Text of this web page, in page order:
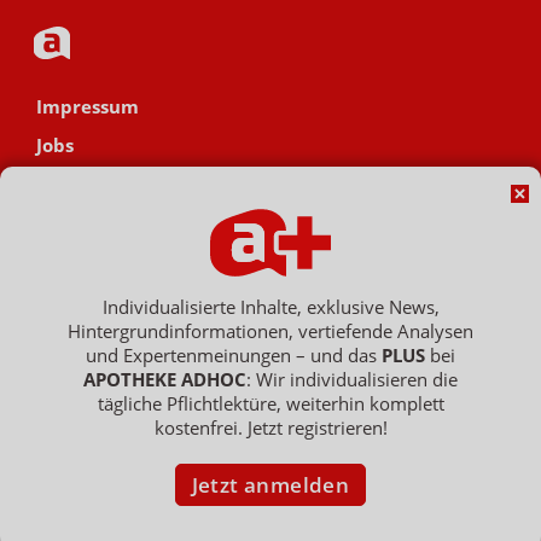
Impressum
Jobs
Hinweisgebersystem
Vertrag widerrufen
Copyright © 2007 - 2026 , APOTHEKE ADHOC ist ein Dienst der ELPATO
Geschäftsführer: Patrick Hollstein, Thomas Bellartz / Amtsgericht Berlin
Charlottenburg / HRB 204 379 B
Individualisierte Inhalte, exklusive News,
Hintergrundinformationen, vertiefende Analysen
und Expertenmeinungen – und das PLUS bei
APOTHEKE ADHOC: Wir individualisieren die
tägliche Pflichtlektüre, weiterhin komplett
kostenfrei. Jetzt registrieren!
Jetzt anmelden